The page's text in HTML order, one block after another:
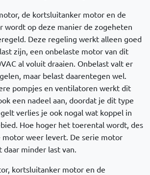
de kortsluitanker motor en de
wordt op deze manier de zogeheten
Deze regeling werkt alleen goed
zijn, een onbelaste motor van dit
al voluit draaien. Onbelast valt er
maar belast daarentegen wel.
pompjes en ventilatoren werkt dit
een nadeel aan, doordat je dit type
verlies je ook nogal wat koppel in
Hoe hoger het toerental wordt, des
motor weer levert. De serie motor
minder last van.
kortsluitanker motor en de